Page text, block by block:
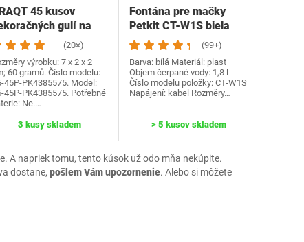
A napriek tomu, tento kúsok už odo mňa nekúpite.
dostane, pošlem Vám upozornenie. Alebo si môžete
45 kusov
gulí na
ozdoby na torty,…
(20×)
výrobku: 7 x 2 x 2
60 gramů. Číslo modelu:
45P-PK4385575. Model:
45P-PK4385575. Potřebné
Ne.…
3 kusy skladem
Fontána pre mačky
Petkit CT-W1S biela
(99+)
Barva: bílá Materiál: plast
Objem čerpané vody: 1,8 l
Číslo modelu položky: CT-W1S
Napájení: kabel Rozměry…
> 5 kusov skladem